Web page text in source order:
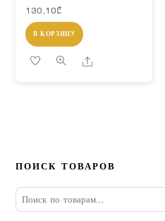
130,10₾
В КОРЗИНУ
Share
ПОИСК ТОВАРОВ
Искать: